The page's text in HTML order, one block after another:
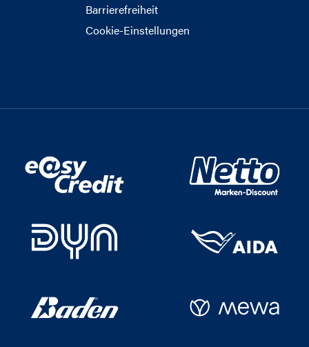
Barrierefreiheit
Cookie-Einstellungen